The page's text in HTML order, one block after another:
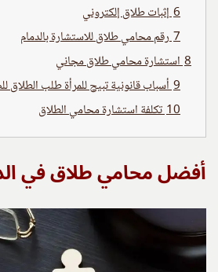
6 إثبات طلاق إلكتروني
7 رقم محامي طلاق للاستشارة بالدمام
8استشارة محامي طلاق مجاني
9أسباب قانونية تبيح للمرأة طلب الطلاق
10تكلفة استشارة محامي الطلاق
أفضل محامي طلاق في